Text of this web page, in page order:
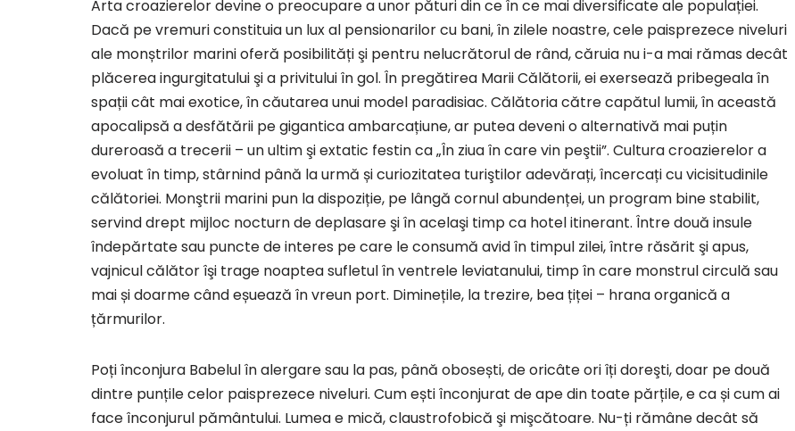
Arta croazierelor devine o preocupare a unor pături din ce în ce mai diversificate ale populației.
Dacă pe vremuri constituia un lux al pensionarilor cu bani, în zilele noastre, cele paisprezece niveluri
ale monștrilor marini oferă posibilități şi pentru nelucrătorul de rând, căruia nu i-a mai rămas decât
plăcerea ingurgitatului şi a privitului în gol. În pregătirea Marii Călătorii, ei exersează pribegeala în
spații cât mai exotice, în căutarea unui model paradisiac. Călătoria către capătul lumii, în această
apocalipsă a desfătării pe gigantica ambarcațiune, ar putea deveni o alternativă mai puțin
dureroasă a trecerii – un ultim şi extatic festin ca „În ziua în care vin peştii”. Cultura croazierelor a
evoluat în timp, stârnind până la urmă și curiozitatea turiştilor adevărați, încercați cu vicisitudinile
călătoriei. Monştrii marini pun la dispoziție, pe lângă cornul abundenței, un program bine stabilit,
servind drept mijloc nocturn de deplasare şi în acelaşi timp ca hotel itinerant. Între două insule
îndepărtate sau puncte de interes pe care le consumă avid în timpul zilei, între răsărit şi apus,
vajnicul călător îşi trage noaptea sufletul în ventrele leviatanului, timp în care monstrul circulă sau
mai și doarme când eșuează în vreun port. Diminețile, la trezire, bea țiței – hrana organică a
țărmurilor.
Poți înconjura Babelul în alergare sau la pas, până obosești, de oricâte ori îți doreşti, doar pe două
dintre punțile celor paisprezece niveluri. Cum ești înconjurat de ape din toate părțile, e ca și cum ai
face înconjurul pământului. Lumea e mică, claustrofobică şi mişcătoare. Nu-ți rămâne decât să